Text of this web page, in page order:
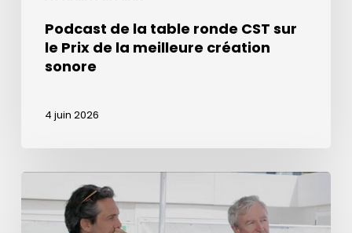
sonorePodcast de la table ronde CST sur
le Prix de la meilleure création
sonore
4 juin 2026
de
la